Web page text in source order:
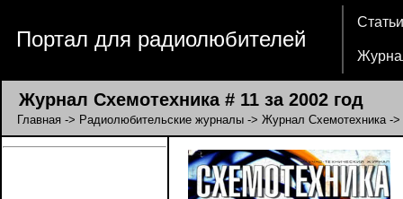
Портал для радиолюбителей
Статьи
Журнал Схемотехника # 11 за 2002 год
Главная -> Радиолюбительские журналы -> Журнал Схемотехника->